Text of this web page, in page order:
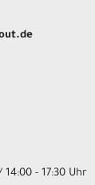
- 17:30 Uhr